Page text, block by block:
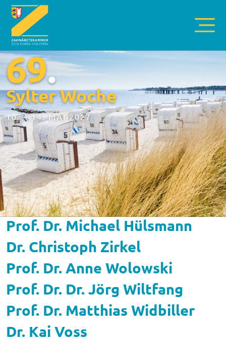
69.
Sylter Woche
10. – 14. MAI 2027
Prof. Dr. Michael Hülsmann
Dr. Christoph Zirkel
Prof. Dr. Anne Wolowski
Prof. Dr. Dr. Jörg Wiltfang
Prof. Dr. Matthias Widbiller
Dr. Kai Voss